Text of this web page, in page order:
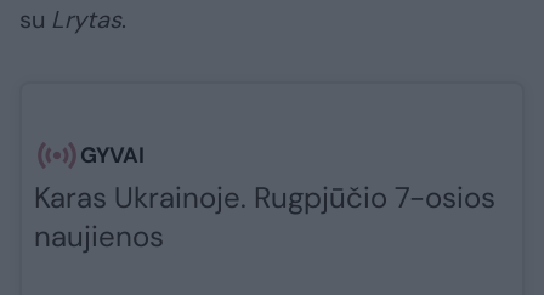
su Lrytas.​​​
GYVAI
Karas Ukrainoje. Rugpjūčio 7-osios
naujienos